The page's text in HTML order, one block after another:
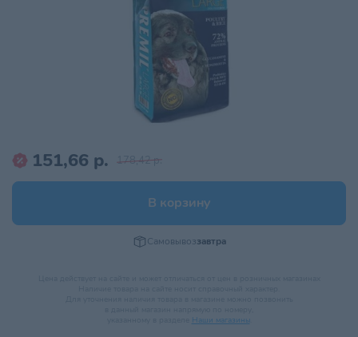
151,66 р. 178,42 р.
В корзину
Самовывоззавтра
Наши магазины.